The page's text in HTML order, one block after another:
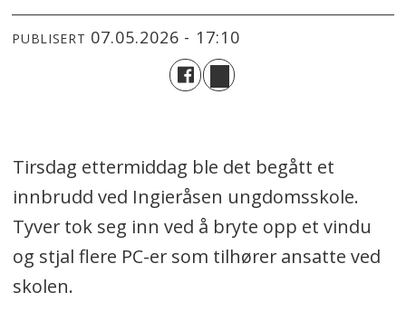
PUBLISERT 07.05.2026 - 17:10
Tirsdag ettermiddag ble det begått et
innbrudd ved Ingieråsen ungdomsskole.
Tyver tok seg inn ved å bryte opp et vindu
og stjal flere PC-er som tilhører ansatte ved
skolen.